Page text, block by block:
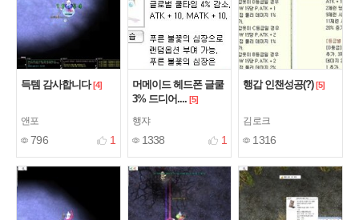
득템 감사합니다 [4]
앤포
796 1
머메이드 헤드폰 글쿨
3% 드디어.... [5]
행쟈
1338 1
행갑 인챈성공(?) [5]
김로크
1316